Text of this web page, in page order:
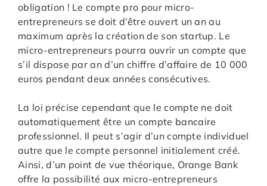
obligation ! Le compte pro pour micro-
entrepreneurs se doit d’être ouvert un an au
maximum après la création de son startup. Le
micro-entrepreneurs pourra ouvrir un compte que
s’il dispose par an d’un chiffre d’affaire de 10 000
euros pendant deux années consécutives.
La loi précise cependant que le compte ne doit
automatiquement être un compte bancaire
professionnel. Il peut s’agir d’un compte individuel
autre que le compte personnel initialement créé.
Ainsi, d’un point de vue théorique, Orange Bank
offre la possibilité aux micro-entrepreneurs